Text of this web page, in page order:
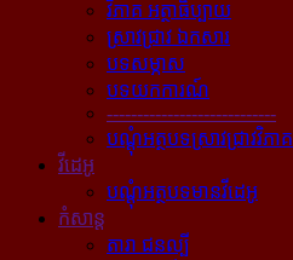
វិភាគ អត្ថាធិប្បាយ
ស្រាវជ្រាវ ឯកសារ
បទសម្ភាស
បទយកការណ៍
----------------------------
បណ្ដុំអត្ថបទស្រាវជ្រាវវិភាគ
វីដេអូ
បណ្ដុំអត្ថបទមានវីដេអូ
កំសាន្ដ
តារា ជនល្បី